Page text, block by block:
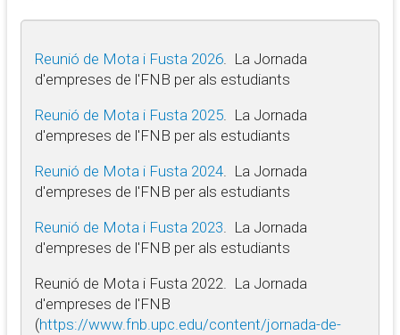
Reunió de Mota i Fusta 2026. La Jornada
d'empreses de l'FNB per als estudiants
Reunió de Mota i Fusta 2025. La Jornada
d'empreses de l'FNB per als estudiants
Reunió de Mota i Fusta 2024. La Jornada
d'empreses de l'FNB per als estudiants
Reunió de Mota i Fusta 2023. La Jornada
d'empreses de l'FNB per als estudiants
Reunió de Mota i Fusta 2022. La Jornada
d'empreses de l'FNB
(https://www.fnb.upc.edu/content/jornada-de-